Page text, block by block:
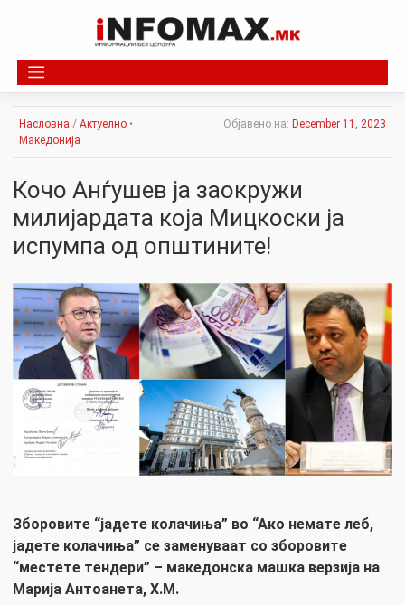
Насловна / Актуелно •
Македонија
Објавено на: December 11, 2023
Кочо Анѓушев ја заокружи
милијардата која Мицкоски ја
испумпа од општините!
Зборовите “јадете колачиња” во “Ако немате леб,
јадете колачиња” се заменуваат со зборовите
“местете тендери” – македонска машка верзија на
Марија Антоанета, Х.М.